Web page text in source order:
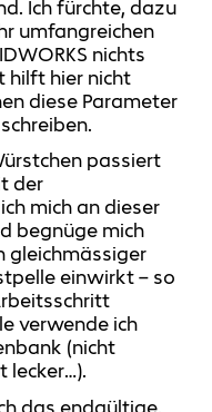
Ich fürchte, dazu
umfangreichen
nichts
hilft hier nicht
diese Parameter
passiert
der
mich an dieser
begnüge mich
gleichmässiger
einwirkt – so
verwende ich
(nicht
lecker…).